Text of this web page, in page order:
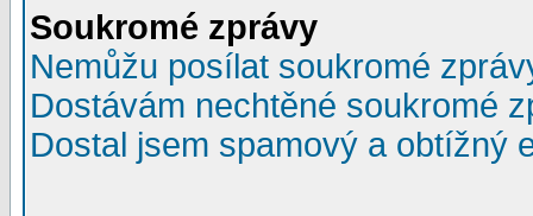
Soukromé zprávy
Nemůžu posílat soukromé
Dostávám nechtěné soukromé
Dostal jsem spamový a obtížný